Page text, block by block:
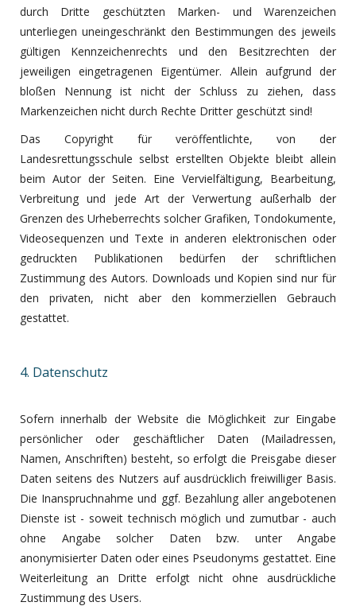
durch Dritte geschützten Marken- und Warenzeichen
unterliegen uneingeschränkt den Bestimmungen des jeweils
gültigen Kennzeichenrechts und den Besitzrechten der
jeweiligen eingetragenen Eigentümer. Allein aufgrund der
bloßen Nennung ist nicht der Schluss zu ziehen, dass
Markenzeichen nicht durch Rechte Dritter geschützt sind!
Das Copyright für veröffentlichte, von der
Landesrettungsschule selbst erstellten Objekte bleibt allein
beim Autor der Seiten. Eine Vervielfältigung, Bearbeitung,
Verbreitung und jede Art der Verwertung außerhalb der
Grenzen des Urheberrechts solcher Grafiken, Tondokumente,
Videosequenzen und Texte in anderen elektronischen oder
gedruckten Publikationen bedürfen der schriftlichen
Zustimmung des Autors. Downloads und Kopien sind nur für
den privaten, nicht aber den kommerziellen Gebrauch
gestattet.
4. Datenschutz
Sofern innerhalb der Website die Möglichkeit zur Eingabe
persönlicher oder geschäftlicher Daten (Mailadressen,
Namen, Anschriften) besteht, so erfolgt die Preisgabe dieser
Daten seitens des Nutzers auf ausdrücklich freiwilliger Basis.
Die Inanspruchnahme und ggf. Bezahlung aller angebotenen
Dienste ist - soweit technisch möglich und zumutbar - auch
ohne Angabe solcher Daten bzw. unter Angabe
anonymisierter Daten oder eines Pseudonyms gestattet. Eine
Weiterleitung an Dritte erfolgt nicht ohne ausdrückliche
Zustimmung des Users.